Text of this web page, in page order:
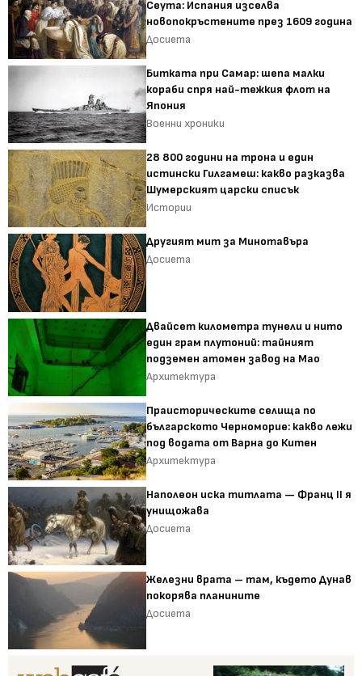
Сеута: Испания изселва
новопокръстените през 1609 година
Досиета
Битката при Самар: шепа малки
кораби спря най-тежкия флот на
Япония
Военни хроники
28 800 години на трона и един
истински Гилгамеш: какво разказва
Шумерският царски списък
Истории
Другият мит за Минотавъра
Досиета
Двайсет километра тунели и нито
един грам плутоний: тайният
подземен атомен завод на Мао
Архитектура
Праисторическите селища по
българското Черноморие: какво лежи
под водата от Варна до Китен
Архитектура
Наполеон иска титлата — Франц II я
унищожава
Досиета
Железни врата – там, където Дунав
покорява планините
Досиета